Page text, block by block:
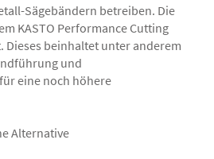
Sägebändern betreiben. Die
KASTO Performance Cutting
Dieses beinhaltet unter anderem
und
eine noch höhere
Alternative